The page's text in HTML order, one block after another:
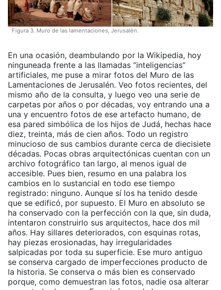
Figura 3. Muro de las lamentaciones, Jerusalén.
En una ocasión, deambulando por la Wikipedia, hoy
ninguneada frente a las llamadas “inteligencias”
artificiales, me puse a mirar fotos del Muro de las
Lamentaciones de Jerusalén. Veo fotos recientes, del
mismo año de la consulta, y luego veo una serie de
carpetas por años o por décadas, voy entrando una a
una y encuentro fotos de ese artefacto humano, de
esa pared simbólica de los hijos de Judá, hechas hace
diez, treinta, más de cien años. Todo un registro
minucioso de sus cambios durante cerca de diecisiete
décadas. Pocas obras arquitectónicas cuentan con un
archivo fotográfico tan largo, al menos igual de
accesible. Pues bien, resumo en una palabra los
cambios en lo sustancial en todo ese tiempo
registrado: ninguno. Aunque sí los ha tenido desde
que se edificó, por supuesto. El Muro en absoluto se
ha conservado con la perfección con la que, sin duda,
intentaron construirlo sus arquitectos, hace dos mil
años. Hay sillares deteriorados, con esquinas rotas,
hay piezas erosionadas, hay irregularidades
salpicadas por toda su superficie. Ese muro antiguo
se conserva cargado de imperfecciones producto de
la historia. Se conserva o más bien es conservado
porque, como demuestran las fotos, nadie osa alterar